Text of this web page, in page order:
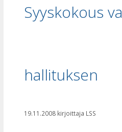
Syyskokous
hallituksen
19.11.2008 kirjoittaja LSS